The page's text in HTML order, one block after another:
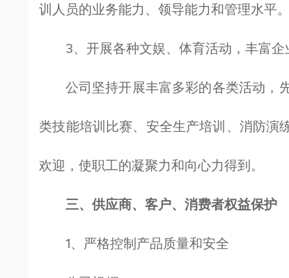
训人员的业务能力、领导能力和管理水平。
3、开展各种文娱、体育活动，丰富企
公司坚持开展丰富多彩的各类活动，
类技能培训比赛、安全生产培训、消防演
欢迎，使职工的凝聚力和向心力得到。
三、供应商、客户、消费者权益保护
1、严格控制产品质量和安全